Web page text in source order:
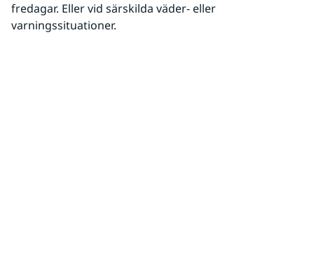
fredagar. Eller vid särskilda väder- eller
varningssituationer.